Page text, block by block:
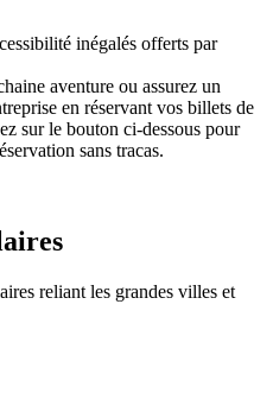
inégalés offerts par
aventure ou assurez un
en réservant vos billets de
sur le bouton ci-dessous pour
sans tracas.
reliant les grandes villes et